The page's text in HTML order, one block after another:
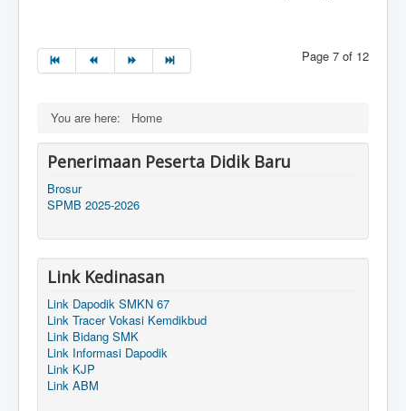
Page 7 of 12
You are here: Home
Penerimaan Peserta Didik Baru
Brosur
SPMB 2025-2026
Link Kedinasan
Link Dapodik SMKN 67
Link Tracer Vokasi Kemdikbud
Link Bidang SMK
Link Informasi Dapodik
Link KJP
Link ABM